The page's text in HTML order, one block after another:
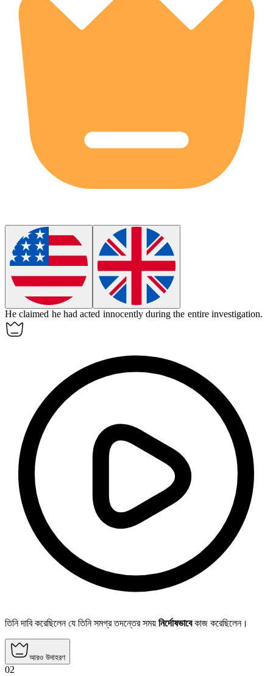
He claimed he had acted innocently during the entire investigation.
তিনি দাবি করেছিলেন যে তিনি সমগ্র তদন্তের সময় নির্দোষভাবেকাজ করেছিলেন।
আরও উদাহরণ
02